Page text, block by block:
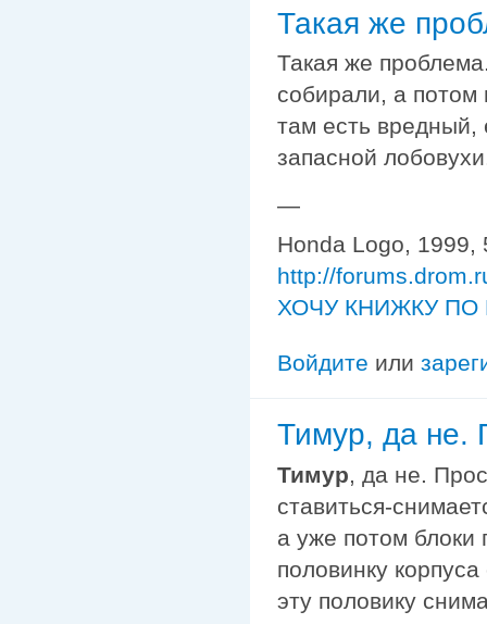
Такая же
Такая же
собирали, а потом
там есть вредный,
запасной
—
Honda Logo, 1999,
http://
ХОЧУ КНИЖКУ ПО
Войдите или
Тимур, да не.
Тимур, да не.
ставиться-
а уже потом блоки
половинку
эту половику